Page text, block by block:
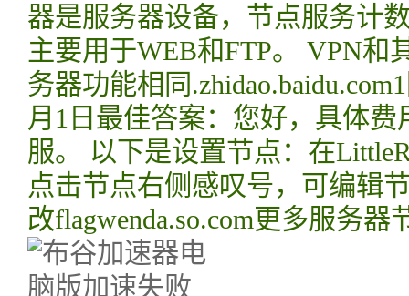
器是服务器设备，节点服务计
主要用于WEB和FTP。 VPN和
务器功能相同
月1日最佳答案：您好，具体
服。 以下是设置节点：在
点击节点右侧感叹号，可编辑
改flagwenda.so.com更多服务